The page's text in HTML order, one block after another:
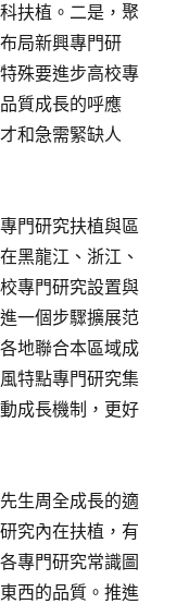
扶植。二是，聚
局新興專門研
殊要進步高校專
質成長的呼應
和急需緊缺人
門研究扶植與區
黑龍江、浙江、
專門研究設置與
一個步驟擴展范
地聯合本區域成
特點專門研究集
成長機制，更好
生周全成長的適
究內在扶植，有
專門研究常識圖
西的品質。推進